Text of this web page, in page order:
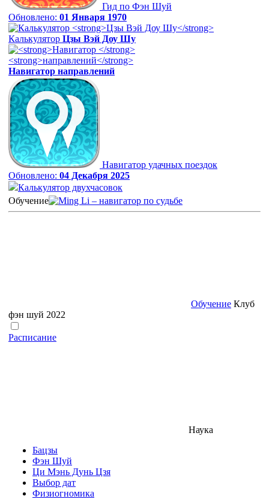
Гид по Фэн Шуй
Обновлено: 01 Января 1970
Калькулятор Цзы Вэй Доу Шу
Навигатор направлений
Навигатор удачных поездок
Обновлено: 04 Декабря 2025
Калькулятор двухчасовок
Обучение
Обучение Клуб
фэн шуй 2022
Расписание
Наука
Бацзы
Фэн Шуй
Ци Мэнь Дунь Цзя
Выбор дат
Физиогномика